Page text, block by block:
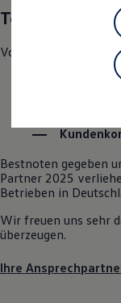
California Welt
California
California
Top Service
Volkswagen
Bestnoten gegeben
Partner 2025
Betrieben in
Wir freuen uns sehr
überzeugen.
Ihre